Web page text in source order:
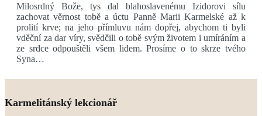
Milosrdný Bože, tys dal blahoslavenému Izidorovi sílu
zachovat věrnost tobě a úctu Panně Marii Karmelské až k
prolití krve; na jeho přímluvu nám dopřej, abychom ti byli
vděční za dar víry, svědčili o tobě svým životem i umíráním a
ze srdce odpouštěli všem lidem. Prosíme o to skrze tvého
Syna…
Karmelitánský lekcionář